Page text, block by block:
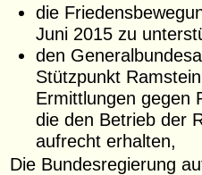
die
Juni 2015 zu
den
Stützpunkt
Ermittlungen gegen
die den Betrieb der
aufrecht erhalten,
Die Bundesregierung